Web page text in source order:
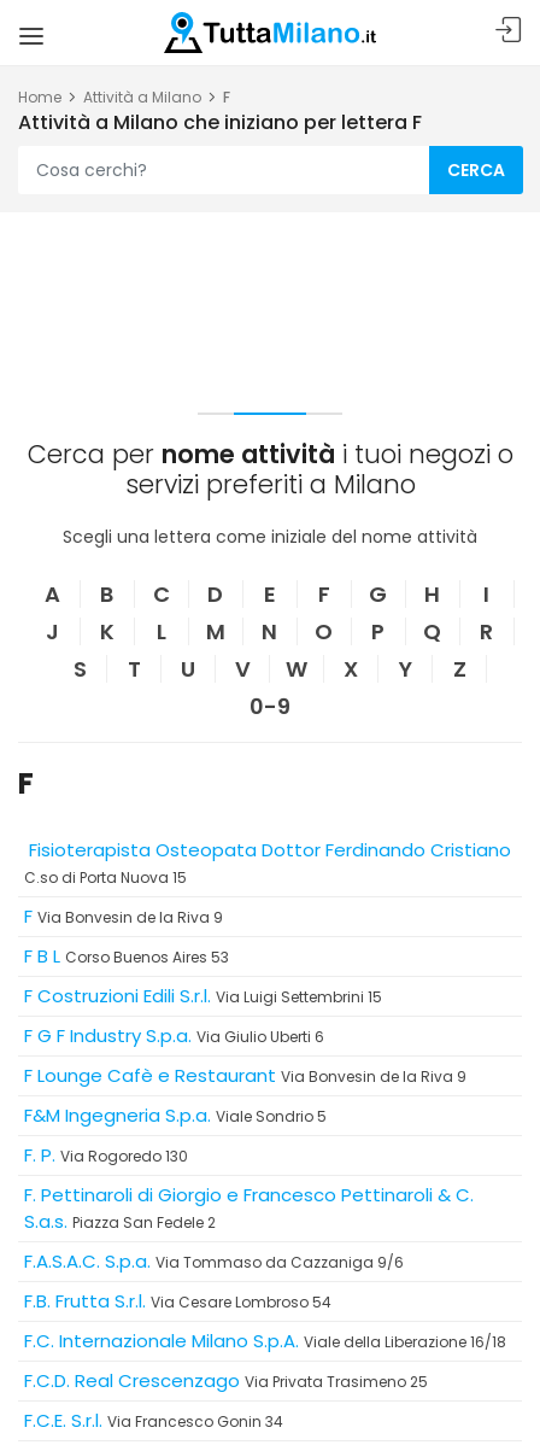
Home Attività a Milano F
Attività a Milano che iniziano per lettera F
CERCA
Cerca per nome attività i tuoi negozi o
servizi preferiti a Milano
Scegli una lettera come iniziale del nome attività
A B C D E F G H
I
J
K L M N O P Q
R
S
T U V W X Y
Z
0-9
F
‍ ️Fisioterapista Osteopata Dottor Ferdinando Cristiano
C.so di Porta Nuova 15
F Via Bonvesin de la Riva 9
F B L Corso Buenos Aires 53
F Costruzioni Edili S.r.l. Via Luigi Settembrini 15
F G F Industry S.p.a. Via Giulio Uberti 6
F Lounge Cafè e Restaurant Via Bonvesin de la Riva 9
F&M Ingegneria S.p.a. Viale Sondrio 5
F. P. Via Rogoredo 130
F. Pettinaroli di Giorgio e Francesco Pettinaroli & C.
S.a.s. Piazza San Fedele 2
F.A.S.A.C. S.p.a. Via Tommaso da Cazzaniga 9/6
F.B. Frutta S.r.l. Via Cesare Lombroso 54
F.C. Internazionale Milano S.p.A. Viale della Liberazione 16/18
F.C.D. Real Crescenzago Via Privata Trasimeno 25
F.C.E. S.r.l. Via Francesco Gonin 34